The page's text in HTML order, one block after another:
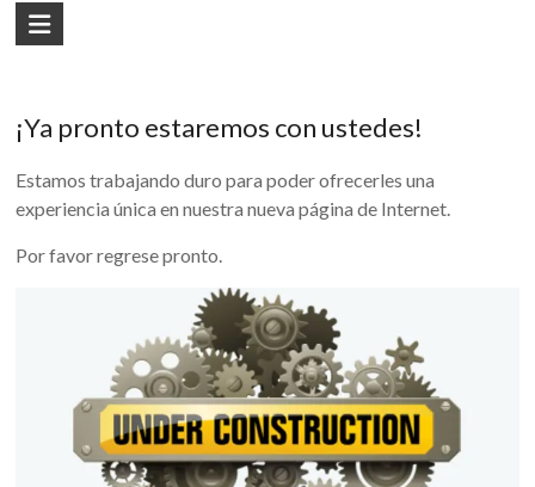
Regal
&¡Ya pronto estaremos con ustedes!
Estamos trabajando duro para poder ofrecerles una
experiencia única en nuestra nueva página de Internet.
Por favor regrese pronto.